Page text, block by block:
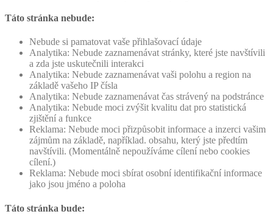
Táto stránka nebude:
Nebude si pamatovat vaše přihlašovací údaje
Analytika: Nebude zaznamenávat stránky, které jste navštívili
a zda jste uskutečnili interakci
Analytika: Nebude zaznamenávat vaši polohu a region na
základě vašeho IP čísla
Analytika: Nebude zaznamenávat čas strávený na podstránce
Analytika: Nebude moci zvýšit kvalitu dat pro statistická
zjištění a funkce
Reklama: Nebude moci přizpůsobit informace a inzerci vašim
zájmům na základě, například. obsahu, který jste předtím
navštívili. (Momentálně nepoužíváme cílení nebo cookies
cílení.)
Reklama: Nebude moci sbírat osobní identifikační informace
jako jsou jméno a poloha
Táto stránka bude: